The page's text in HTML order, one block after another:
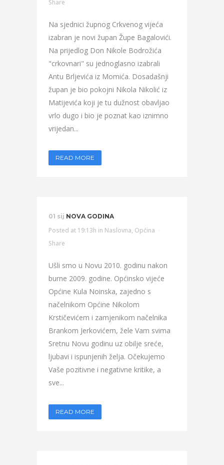
Share
Na sjednici župnog Crkvenog vijeća
izabran je novi župan Župe Bagalovići.
Na prijedlog Don Nikole Bodrožića
"crkovnari" su jednoglasno izabrali
Antu Brljevića iz Momića. Dosadašnji
župan je bio pokojni Nikola Nikolić iz
Matijevića koji je tu dužnost obavljao
vrlo dugo i bio je poznat kao iznimno
vrijedan...
READ MORE
01 sij NOVA GODINA
Posted at 19:13h in Naslovna, Općina
Share
Ušli smo u Novu 2010. godinu nakon
burne 2009. godine. Općinsko vijeće
Općine Kula Noinska, zajedno s
načelnikom Općine Nikolom
Krstičevićem i zamjenikom načelnika
Brankom Jerkovićem, žele Vam svima
Sretnu Novu godinu uz obilje sreće,
ljubavi i ispunjenih želja. Očekujemo
Vaše pozitivne i negativne kritike, a
sve...
READ MORE